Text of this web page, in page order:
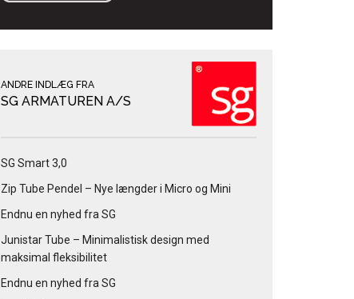
ANDRE INDLÆG FRA
SG ARMATUREN A/S
SG Smart 3,0
Zip Tube Pendel – Nye længder i Micro og Mini
Endnu en nyhed fra SG
Junistar Tube – Minimalistisk design med
maksimal fleksibilitet
Endnu en nyhed fra SG